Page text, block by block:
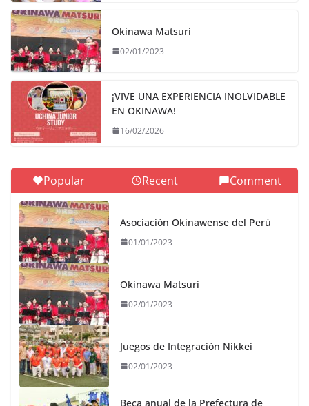
Okinawa Matsuri
02/01/2023
¡VIVE UNA EXPERIENCIA INOLVIDABLE
EN OKINAWA!
16/02/2026
Popular Recent Comment
Asociación Okinawense del Perú
01/01/2023
Okinawa Matsuri
02/01/2023
Juegos de Integración Nikkei
02/01/2023
Beca anual de la Prefectura de